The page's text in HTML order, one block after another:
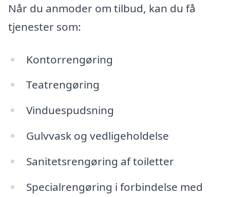
Når du anmoder om tilbud, kan du få
tjenester som:
Kontorrengøring
Teatrengøring
Vinduespudsning
Gulvvask og vedligeholdelse
Sanitetsrengøring af toiletter
Specialrengøring i forbindelse med